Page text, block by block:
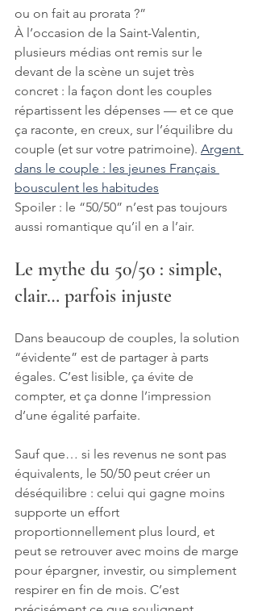
ou on fait au prorata ?”
À l’occasion de la Saint-Valentin,
plusieurs médias ont remis sur le
devant de la scène un sujet très
concret : la façon dont les couples
répartissent les dépenses — et ce que
ça raconte, en creux, sur l’équilibre du
couple (et sur votre patrimoine). Argent
dans le couple : les jeunes Français
bousculent les habitudes
Spoiler : le “50/50” n’est pas toujours
aussi romantique qu’il en a l’air.
Le mythe du 50/50 : simple,
clair… parfois injuste
Dans beaucoup de couples, la solution
“évidente” est de partager à parts
égales. C’est lisible, ça évite de
compter, et ça donne l’impression
d’une égalité parfaite.
Sauf que… si les revenus ne sont pas
équivalents, le 50/50 peut créer un
déséquilibre : celui qui gagne moins
supporte un effort
proportionnellement plus lourd, et
peut se retrouver avec moins de marge
pour épargner, investir, ou simplement
respirer en fin de mois. C’est